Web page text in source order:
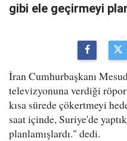
gibi ele geçirmeyi
İran Cumhurbaşkanı
televizyonuna verdiği
kısa sürede çökertmeyi
saat içinde, Suriye'de
planlamışlardı." dedi.